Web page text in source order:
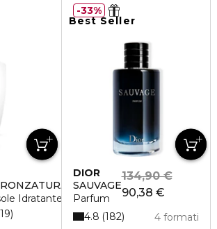
PERFETTA
Idratante Restitutivo
19
Best Seller
DIOR
SAUVAGE
Parfum
90,38 €
134,90 €
4 formati
4.8 182
33%